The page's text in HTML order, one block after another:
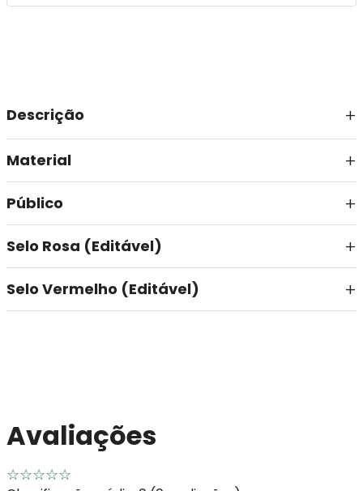
Descrição
Material
Público
Selo Rosa (Editável)
Selo Vermelho (Editável)
Avaliações
☆☆☆☆☆